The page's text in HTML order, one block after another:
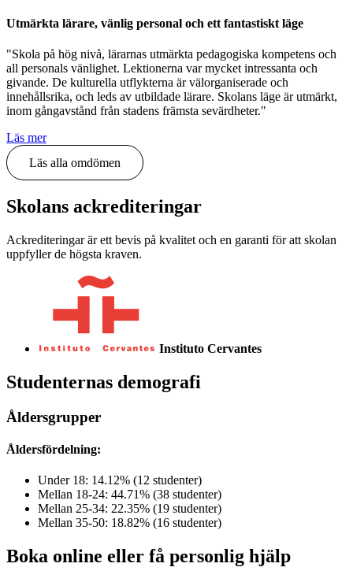
Utmärkta lärare, vänlig personal och ett fantastiskt läge
"Skola på hög nivå, lärarnas utmärkta pedagogiska kompetens och
all personals vänlighet. Lektionerna var mycket intressanta och
givande. De kulturella utflykterna är välorganiserade och
innehållsrika, och leds av utbildade lärare. Skolans läge är utmärkt,
inom gångavstånd från stadens främsta sevärdheter."
Läs mer
Läs alla omdömen
Skolans ackrediteringar
Ackrediteringar är ett bevis på kvalitet och en garanti för att skolan
uppfyller de högsta kraven.
Instituto Cervantes
Studenternas demografi
Åldersgrupper
Åldersfördelning:
Under 18: 14.12% (12 studenter)
Mellan 18-24: 44.71% (38 studenter)
Mellan 25-34: 22.35% (19 studenter)
Mellan 35-50: 18.82% (16 studenter)
Boka online eller få personlig hjälp